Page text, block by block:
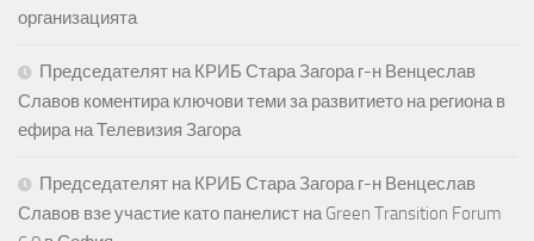
организацията
Председателят на КРИБ Стара Загора г-н Венцеслав
Славов коментира ключови теми за развитието на региона в
ефира на Телевизия Загора
Председателят на КРИБ Стара Загора г-н Венцеслав
Славов взе участие като панелист на Green Transition Forum